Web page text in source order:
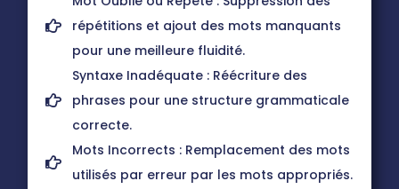
répétitions et ajout des mots manquants
pour une meilleure fluidité.
Syntaxe Inadéquate : Réécriture des
phrases pour une structure grammaticale
correcte.
Mots Incorrects : Remplacement des mots
utilisés par erreur par les mots appropriés.